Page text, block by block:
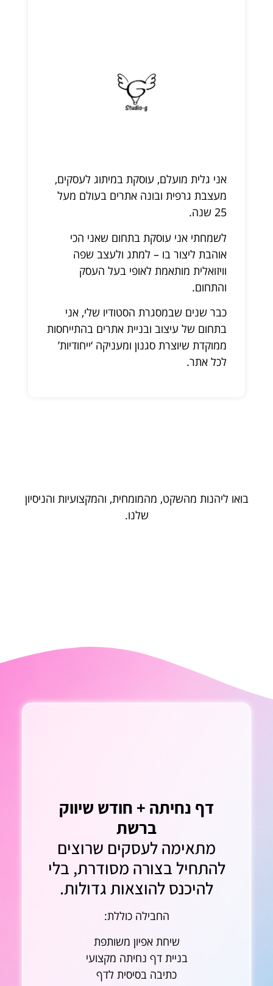
אני גלית מועלם, עוסקת במיתוג לעסקים,
מעצבת גרפית ובונה אתרים בעולם מעל
25 שנה.
לשמחתי אני עוסקת בתחום שאני הכי
אוהבת ליצור בו – למתג ולעצב שפה
וויזואלית מותאמת לאופי בעל העסק
והתחום.
כבר שנים שבמסגרת הסטודיו שלי, אני
בתחום של עיצוב ובניית אתרים בהתייחסות
ממוקדת שיוצרת סגנון ומעניקה ‘ייחודיות’
לכל אתר.
בואו ליהנות מהשקט, מהמומחית, והמקצועיות והניסיון
שלנו.
דף נחיתה + חודש שיווק
ברשת
מתאימה לעסקים שרוצים
להתחיל בצורה מסודרת, בלי
להיכנס להוצאות גדולות.
החבילה כוללת:
שיחת אפיון משותפת
בניית דף נחיתה מקצועי
כתיבה בסיסית לדף